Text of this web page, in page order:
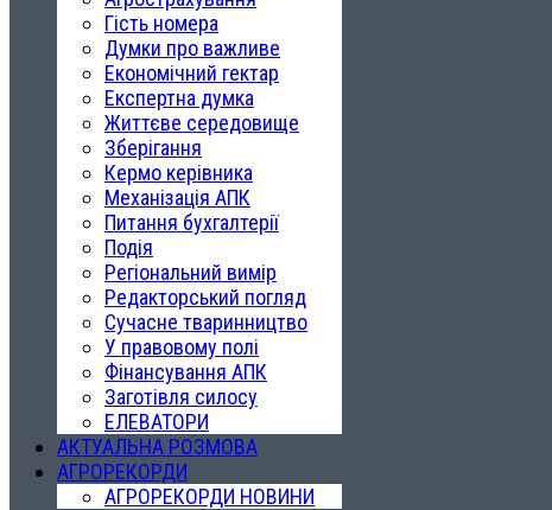
Гість номера
Думки про важливе
Економічний гектар
Експертна думка
Життєве середовище
Зберігання
Кермо керівника
Механізація АПК
Питання бухгалтерії
Подія
Регіональний вимір
Редакторський погляд
Сучасне тваринництво
У правовому полі
Фінансування АПК
Заготівля силосу
ЕЛЕВАТОРИ
АКТУАЛЬНА РОЗМОВА
АГРОРЕКОРДИ
АГРОРЕКОРДИ НОВИНИ